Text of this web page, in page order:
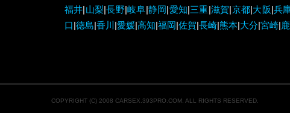
福井 山梨 |長野| 岐阜 静岡 愛知 三重 滋賀 京都 大阪 兵
口 徳島 香川 愛媛 高知 福岡 佐賀 長崎 熊本 大分 宮崎
COPYRIGHT (C) 2008 CARSEX.393PRO.COM. ALL RIGHTS RESERVED.